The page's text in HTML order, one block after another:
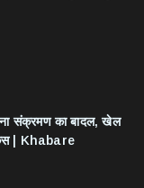
संक्रमण का बादल, खेल
केस | Khabare